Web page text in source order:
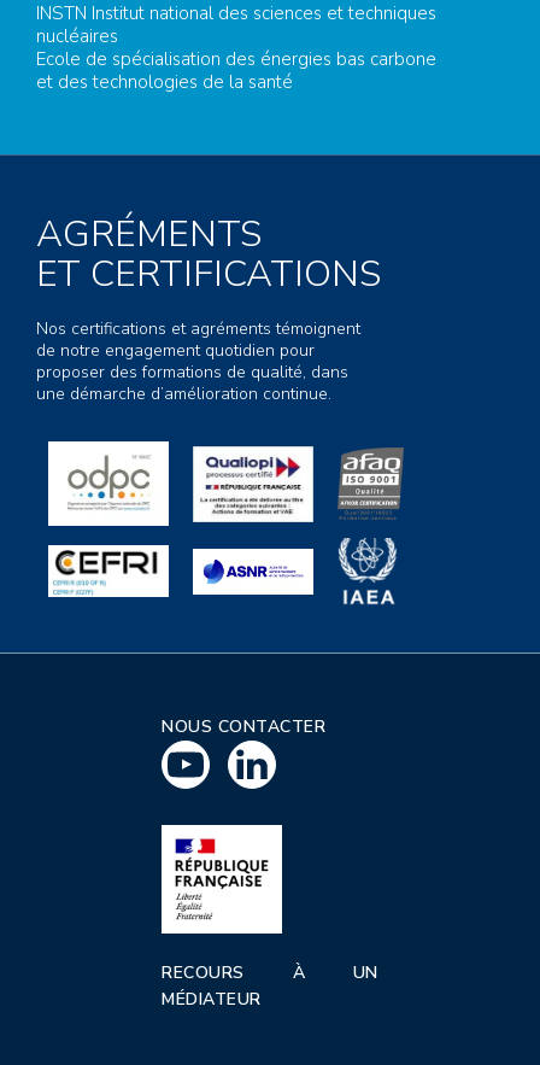
INSTN Institut national des sciences et techniques
nucléaires
Ecole de spécialisation des énergies bas carbone
et des technologies de la santé
AGRÉMENTS
ET CERTIFICATIONS
Nos certifications et agréments témoignent
de notre engagement quotidien pour
proposer des formations de qualité, dans
une démarche d’amélioration continue.
NOUS CONTACTER
RECOURS À UN
MÉDIATEUR